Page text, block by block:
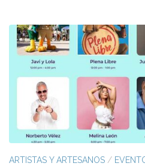
ARTISTAS Y ARTESANOS /